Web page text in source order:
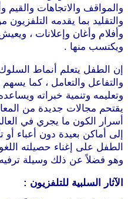
والمواقف والاتجاهات والقيم
والتقليد بما يقدمه
وأفلام وأغان وإعلانات ،
ويكتسب منها .
إن الطفل يتعلم أنماط
والتفاعل والتعامل ، كما
وتعليمه وتنمية خبراته
يقتحم مجالات جديدة من
أسرار الكون ما يجري في
إلى أماكن بعيدة دون أعباء
الطفل على إغناء حصيلته
وهو فضلاً عن ذلك وسيلة ترفيه
الآثار السلبية للتلفزيون :